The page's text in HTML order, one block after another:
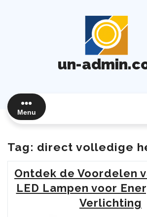
un-
Menu
Tag: direct volledige
Ontdek de Voordelen
LED Lampen voor
Verlichting